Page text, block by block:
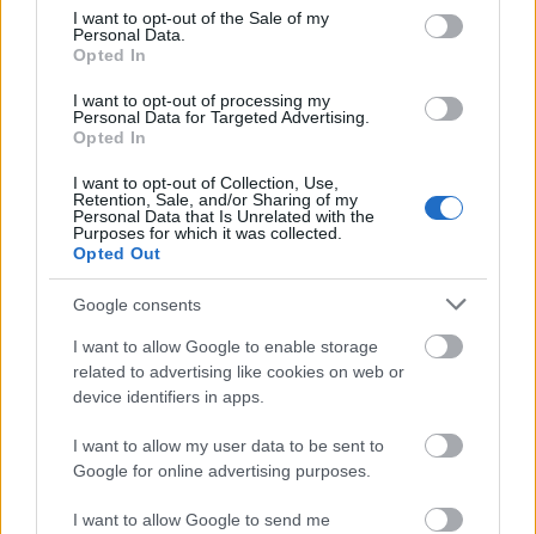
consent section.
I want to opt-out of the Sale of my
Personal Data.
Opted In
I want to opt-out of processing my
Personal Data for Targeted Advertising.
Opted In
I want to opt-out of Collection, Use,
Retention, Sale, and/or Sharing of my
Personal Data that Is Unrelated with the
Purposes for which it was collected.
Opted Out
Google consents
I want to allow Google to enable storage
related to advertising like cookies on web or
device identifiers in apps.
I want to allow my user data to be sent to
Google for online advertising purposes.
I want to allow Google to send me
3. Békélj meg a változással
Míg az idősödést gyakran úgy ábrázolják, mint egy
folyamatot, amikor egyre biztosabbá válsz abban,
volt gondozó szerint az önmagadat érintő
változással is meg kell békélni: „Néha változnod kell.
Néhány dolgot egyszerűen el kell engedned. És
néhány dolgot fel kell venned, amelyek segíthetnek
majd neked. Ez egy küzdelem lesz, de meg kell tenned
Az, hogy képesek vagyunk alkalmazkodni a
körülményekhez – több területen, beleértve a
karriert
magánéletet és az egészséget
– olyan
tulajdonság, amely az élettel való nagyobb
mondom, hogy a dolgok nem próbálnak kopogtatni